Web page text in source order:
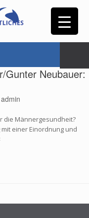
Gunter Neubauer:
admin
die Männergesundheit?
einer Einordnung und